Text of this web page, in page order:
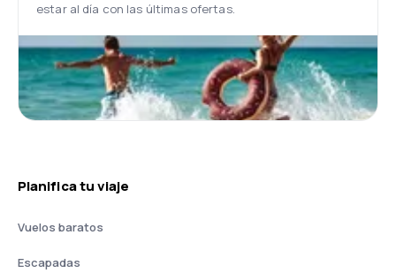
estar al día con las últimas ofertas.
Planifica tu viaje
Vuelos baratos
Escapadas